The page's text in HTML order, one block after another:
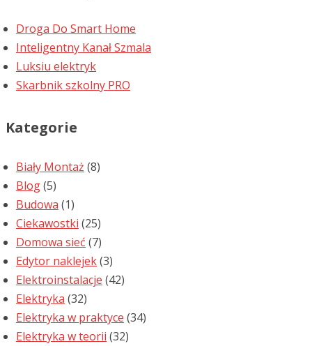
Droga Do Smart Home
Inteligentny Kanał Szmala
Luksiu elektryk
Skarbnik szkolny PRO
Kategorie
Biały Montaż (8)
Blog(5)
Budowa (1)
Ciekawostki (25)
Domowa sieć (7)
Edytor naklejek(3)
Elektroinstalacje (42)
Elektryka (32)
Elektryka w praktyce (34)
Elektryka w teorii (32)